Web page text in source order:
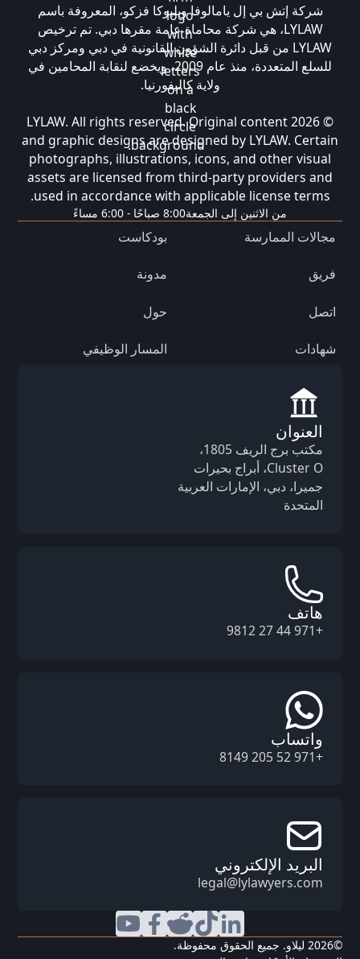
شركة إتش بي إل يامالوفا وبليوكا فزكو، المعروفة باسم
LYLAW، هي شركة محاماة عامة مقرها دبي. تم ترخيص
LYLAW من قبل دائرة الشؤون القانونية في دبي ومركز دبي
للسلع المتعددة، منذ عام 2009، ويخضع لنقابة المحامين في
ولاية كاليفورنيا.
© 2026 LYLAW. All rights reserved. Original content
and graphic designs are designed by LYLAW. Certain
photographs, illustrations, icons, and other visual
assets are licensed from third-party providers and
used in accordance with applicable license terms.
من الاثنين إلى الجمعة8:00 صباحًا - 6:00 مساءً
مجالات الممارسة بودكاست
فريق مدونة
اتصل حول
شهادات المسار الوظيفي
العنوان
مكتب برج الريف 1805،
Cluster O، أبراج بحيرات
جميرا، دبي، الإمارات العربية
المتحدة
هاتف
+971 44 27 9812
واتساب
+971 52 205 8149
البريد الإلكتروني
legal@lylawyers.com
©
2026 ليلاو. جميع الحقوق محفوظة.